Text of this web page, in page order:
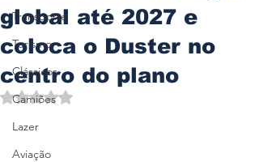
Transporte
Turismo
Clássicos
Camiões
Lazer
Aviação
global até 2027 e
coloca o Duster no
centro do plano
Avaliado com NaN de 5 estrelas.